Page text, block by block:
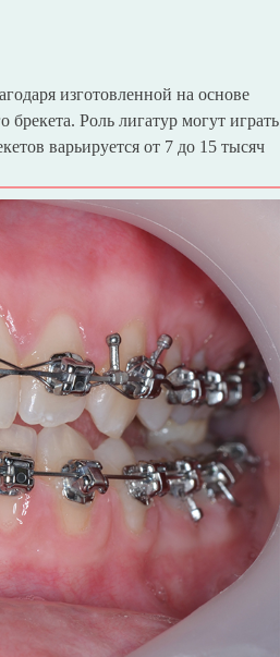
изготовленной на основе
Роль лигатур могут играть
варьируется от 7 до 15 тысяч